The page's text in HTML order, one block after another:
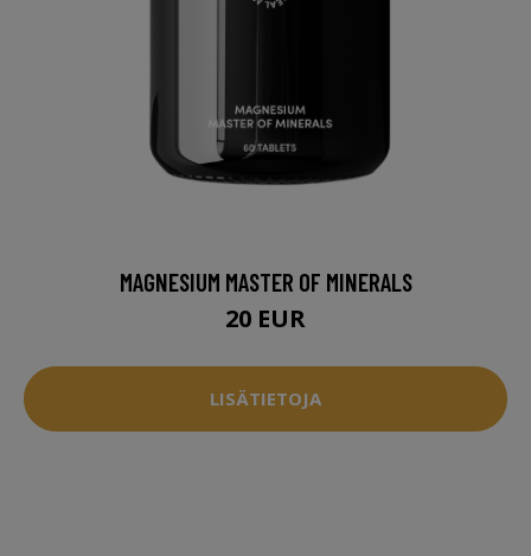
MAGNESIUM MASTER OF MINERALS
20 EUR
LISÄTIETOJA